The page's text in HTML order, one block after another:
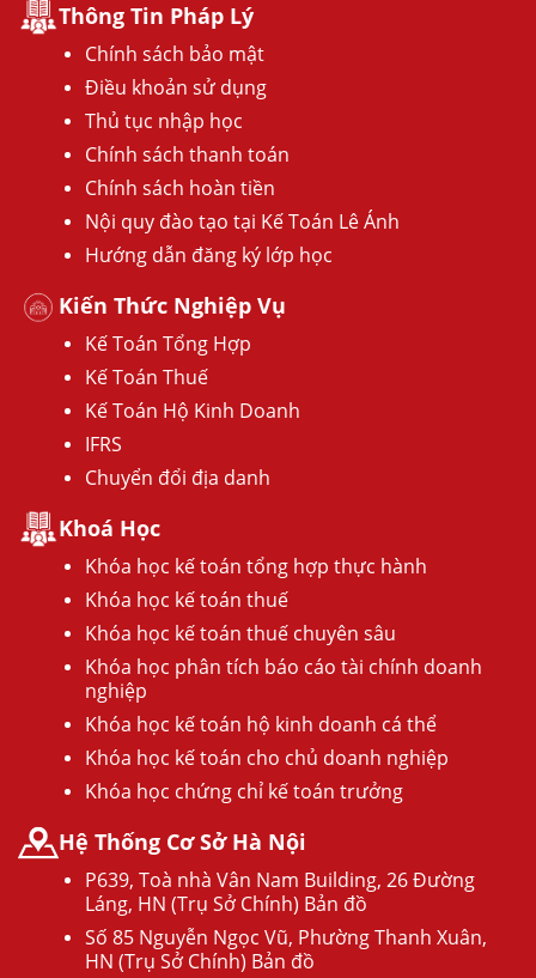
Thông Tin Pháp Lý
Chính sách bảo mật
Điều khoản sử dụng
Thủ tục nhập học
Chính sách thanh toán
Chính sách hoàn tiền
Nội quy đào tạo tại Kế Toán Lê Ánh
Hướng dẫn đăng ký lớp học
Kiến Thức Nghiệp Vụ
Kế Toán Tổng Hợp
Kế Toán Thuế
Kế Toán Hộ Kinh Doanh
IFRS
Chuyển đổi địa danh
Khoá Học
Khóa học kế toán tổng hợp thực hành
Khóa học kế toán thuế
Khóa học kế toán thuế chuyên sâu
Khóa học phân tích báo cáo tài chính doanh
nghiệp
Khóa học kế toán hộ kinh doanh cá thể
Khóa học kế toán cho chủ doanh nghiệp
Khóa học chứng chỉ kế toán trưởng
Hệ Thống Cơ Sở Hà Nội
P639, Toà nhà Vân Nam Building, 26 Đường
Láng, HN (Trụ Sở Chính) Bản đồ
Số 85 Nguyễn Ngọc Vũ, Phường Thanh Xuân,
HN (Trụ Sở Chính) Bản đồ